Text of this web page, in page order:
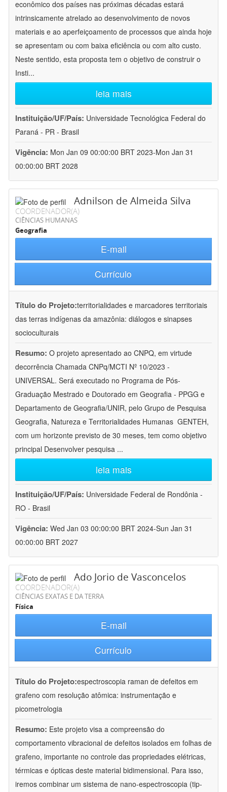
econômico dos países nas próximas décadas estará
intrinsicamente atrelado ao desenvolvimento de novos
materiais e ao aperfeiçoamento de processos que ainda hoje
se apresentam ou com baixa eficiência ou com alto custo.
Neste sentido, esta proposta tem o objetivo de construir o
Insti...
leia mais
Instituição/UF/País: Universidade Tecnológica Federal do
Paraná - PR - Brasil
Vigência: Mon Jan 09 00:00:00 BRT 2023-Mon Jan 31
00:00:00 BRT 2028
Adnilson de Almeida Silva
COORDENADOR(A)
CIÊNCIAS HUMANAS
Geografia
E-mail
Currículo
Título do Projeto:territorialidades e marcadores territoriais
das terras indígenas da amazônia: diálogos e sinapses
socioculturais
Resumo: O projeto apresentado ao CNPQ, em virtude
decorrência Chamada CNPq/MCTI Nº 10/2023 -
UNIVERSAL. Será executado no Programa de Pós-
Graduação Mestrado e Doutorado em Geografia - PPGG e
Departamento de Geografia/UNIR, pelo Grupo de Pesquisa
Geografia, Natureza e Territorialidades Humanas  GENTEH,
com um horizonte previsto de 30 meses, tem como objetivo
principal Desenvolver pesquisa ...
leia mais
Instituição/UF/País: Universidade Federal de Rondônia -
RO - Brasil
Vigência: Wed Jan 03 00:00:00 BRT 2024-Sun Jan 31
00:00:00 BRT 2027
Ado Jorio de Vasconcelos
COORDENADOR(A)
CIÊNCIAS EXATAS E DA TERRA
Física
E-mail
Currículo
Título do Projeto:espectroscopia raman de defeitos em
grafeno com resolução atômica: instrumentação e
picometrologia
Resumo: Este projeto visa a compreensão do
comportamento vibracional de defeitos isolados em folhas de
grafeno, importante no controle das propriedades elétricas,
térmicas e ópticas deste material bidimensional. Para isso,
iremos combinar um sistema de nano-espectroscopia (tip-